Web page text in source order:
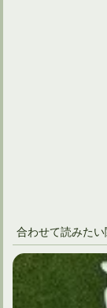
合わせて読みた